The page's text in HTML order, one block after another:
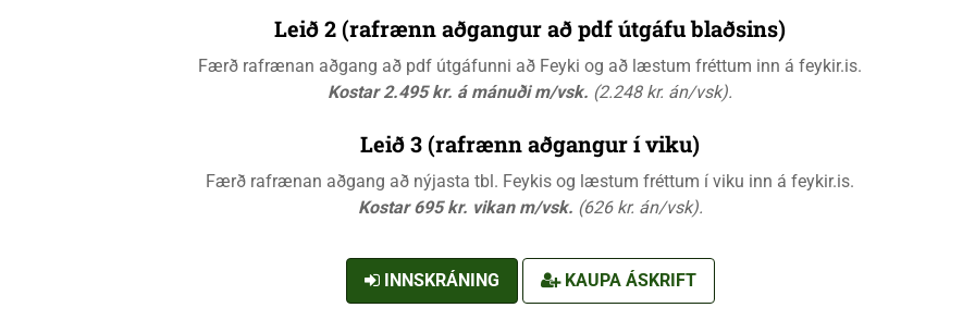
Leið 2 (rafrænn aðgangur að pdf útgáfu blaðsins)
Færð rafrænan aðgang að pdf útgáfunni að Feyki og að læstum fréttum inn á feykir.is.
Kostar 2.495 kr. á mánuði m/vsk. (2.248 kr. án/vsk).
Leið 3 (rafrænn aðgangur í viku)
Færð rafrænan aðgang að nýjasta tbl. Feykis og læstum fréttum í viku inn á feykir.is.
Kostar 695 kr. vikan m/vsk. (626 kr. án/vsk).
INNSKRÁNING KAUPA ÁSKRIFT